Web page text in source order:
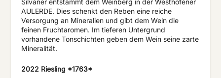
Silvaner entstammt dem Weinberg in der Westhofener
AULERDE. Dies schenkt den Reben eine reiche
Versorgung an Mineralien und gibt dem Wein die
feinen Fruchtaromen. Im tieferen Untergrund
vorhandene Tonschichten geben dem Wein seine zarte
Mineralität.
2022 Riesling *1763*